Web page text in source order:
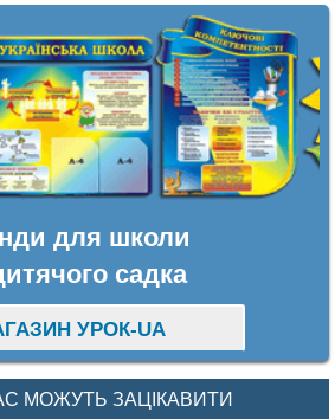
для школи
садка
УРОК-UA
МОЖУТЬ ЗАЦІКАВИТИ